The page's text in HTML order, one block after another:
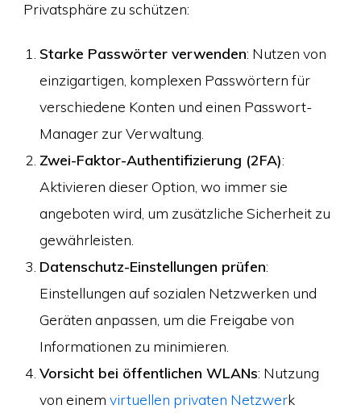
Privatsphäre zu schützen:
Starke Passwörter verwenden: Nutzen von
einzigartigen, komplexen Passwörtern für
verschiedene Konten und einen Passwort-
Manager zur Verwaltung.
Zwei-Faktor-Authentifizierung (2FA):
Aktivieren dieser Option, wo immer sie
angeboten wird, um zusätzliche Sicherheit zu
gewährleisten.
Datenschutz-Einstellungen prüfen:
Einstellungen auf sozialen Netzwerken und
Geräten anpassen, um die Freigabe von
Informationen zu minimieren.
Vorsicht bei öffentlichen WLANs: Nutzung
von einem virtuellen privaten Netzwerk